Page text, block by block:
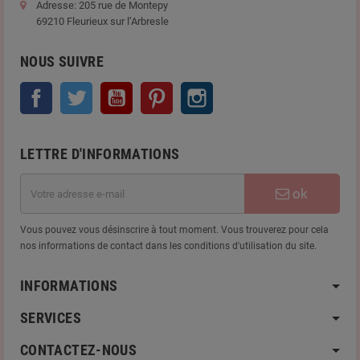
Adresse: 205 rue de Montepy
69210 Fleurieux sur l’Arbresle
NOUS SUIVRE
Facebook Twitter YouTube Pinterest
LETTRE D'INFORMATIONS
ok
Vous pouvez vous désinscrire à tout moment. Vous trouverez pour cela
nos informations de contact dans les conditions d'utilisation du site.
INFORMATIONS
SERVICES
CONTACTEZ-NOUS